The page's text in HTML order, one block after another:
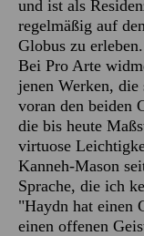
und ist als
regelmäßig auf
Globus zu erleben.
Bei Pro Arte
jenen Werken, die
voran den beiden
die bis heute
virtuose
Kanneh-Mason
Sprache, die ich
"Haydn hat einen
einen offenen